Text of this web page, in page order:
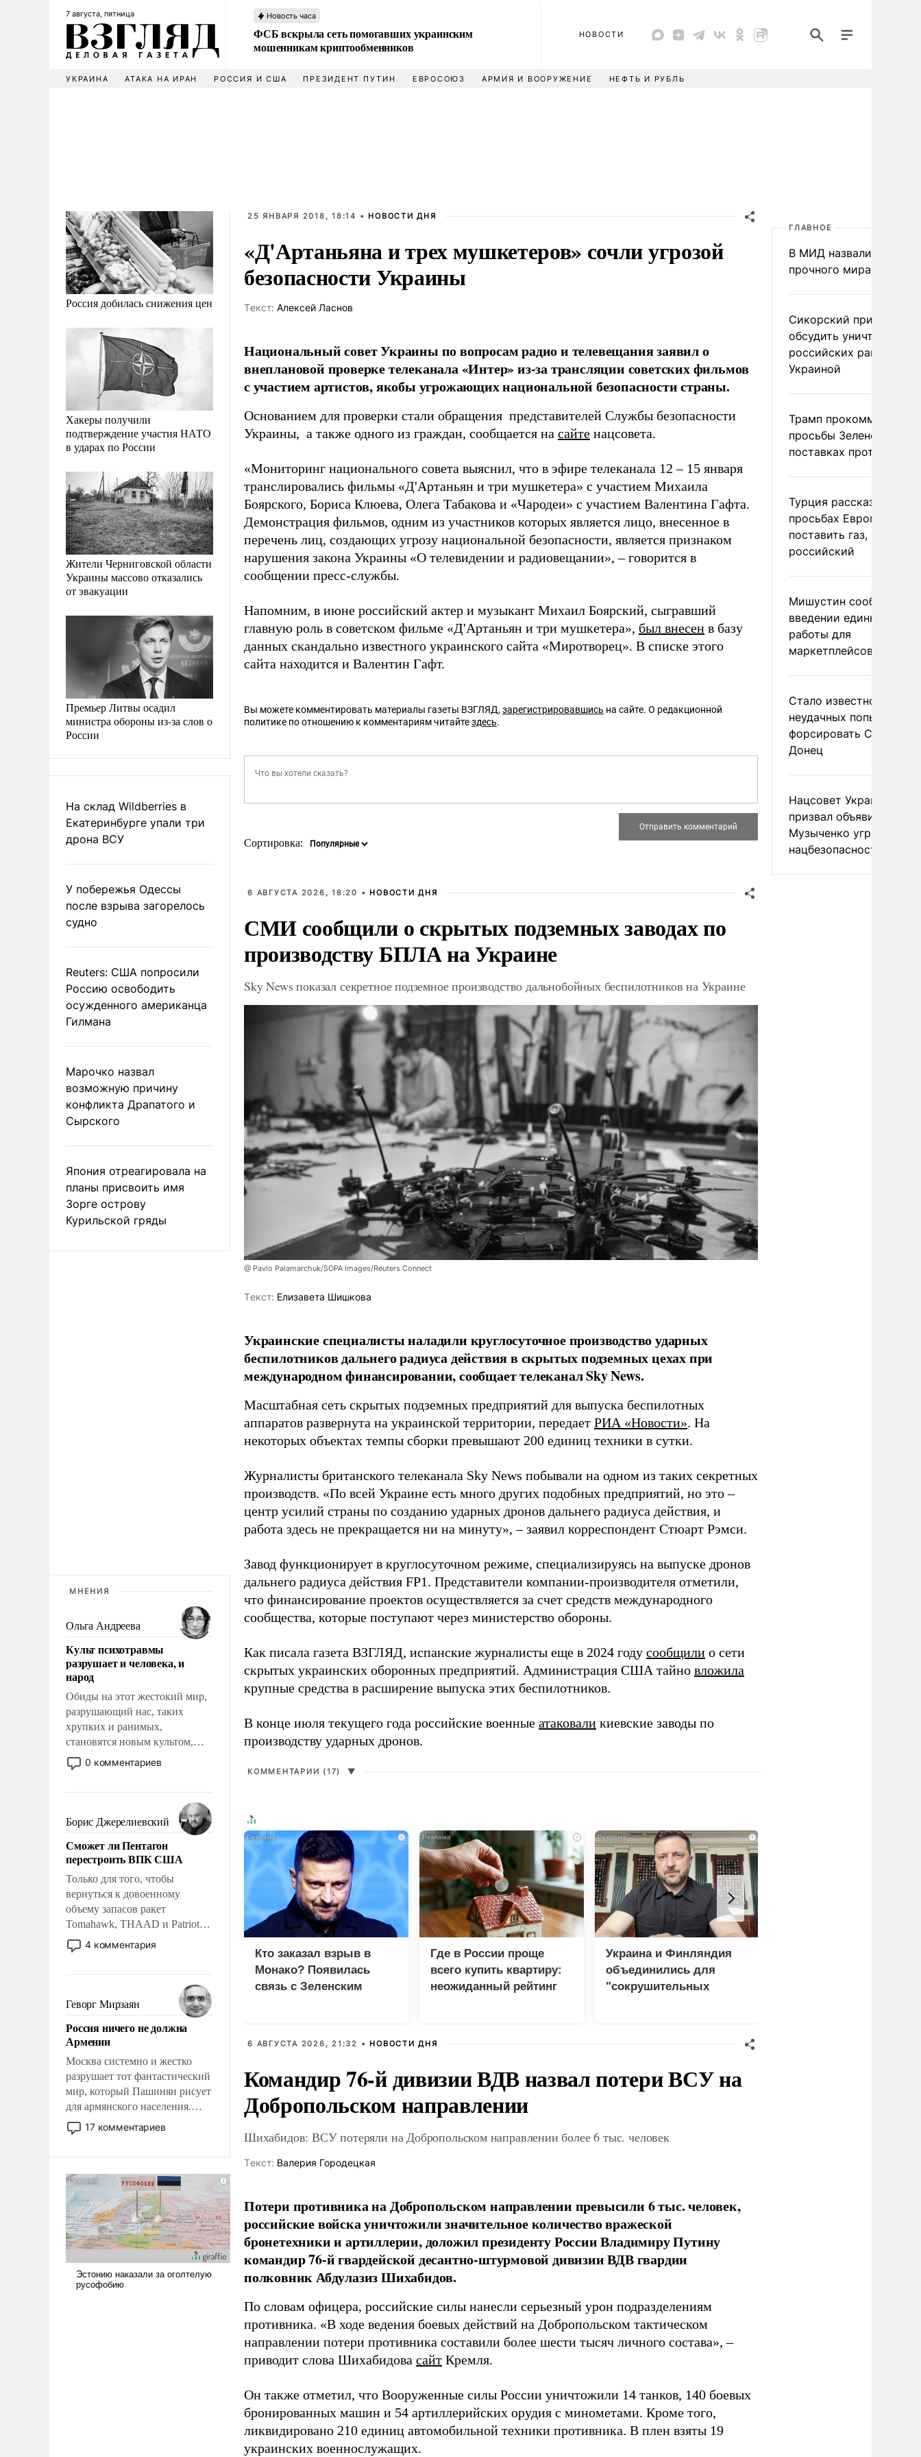
7 августа, пятница Новость часа
ФСБ вскрыла сеть помогавших украинским
мошенникам криптообменников
НОВОСТИ
УКРАИНА АТАКА НА ИРАН РОССИЯ И США ПРЕЗИДЕНТ ПУТИН ЕВРОСОЮЗ АРМИЯ И ВООРУЖЕНИЕ НЕФТЬ И РУБЛЬ
Россия добилась снижения цен
Хакеры получили
подтверждение участия НАТО
в ударах по России
Жители Черниговской области
Украины массово отказались
от эвакуации
Премьер Литвы осадил
министра обороны из-за слов о
России
На склад Wildberries в
Екатеринбурге упали три
дрона ВСУ
У побережья Одессы
после взрыва загорелось
судно
Reuters: США попросили
Россию освободить
осужденного американца
Гилмана
Марочко назвал
возможную причину
конфликта Драпатого и
Сырского
Япония отреагировала на
планы присвоить имя
Зорге острову
Курильской гряды
МНЕНИЯ
Ольга Андреева
Культ психотравмы
разрушает и человека, и
народ
Обиды на этот жестокий мир,
разрушающий нас, таких
хрупких и ранимых,
становятся новым культом,
постепенно вытесняя и
отменяя традиционное
мужественным и твердым под
ударами судьбы, брать на себя
ответственность, помогать
слабым, идти вперед и
адаптироваться.
0 комментариев
Борис Джерелиевский
Сможет ли Пентагон
перестроить ВПК США
Только для того, чтобы
вернуться к довоенному
объему запасов ракет
Tomahawk, THAAD и Patriot
США потребуется более трех
лет. Даже небольшая война с
Сложившаяся ситуация
означает многолетний период
уязвимости США, например,
перед Китаем.
4 комментария
Геворг Мирзаян
Россия ничего не должна
Армении
Москва системно и жестко
разрушает тот фантастический
мир, который Пашинян рисует
для армянского населения.
Мир, где политические
прожекты будут безусловно
налогоплательщиков и где
Еревану за свои поступки не
нужно отвечать.
17 комментариев
25 ЯНВАРЯ 2018, 18:14 • НОВОСТИ ДНЯ
«Д'Артаньяна и трех мушкетеров» сочли угрозой
безопасности Украины
Tекст: Алексей Ласнов
Национальный совет Украины по вопросам радио и телевещания заявил о
внеплановой проверке телеканала «Интер» из-за трансляции советских фильмов
с участием артистов, якобы угрожающих национальной безопасности страны.
Основанием для проверки стали обращения представителей Службы безопасности
Украины, а также одного из граждан, сообщается на сайте нацсовета.
«Мониторинг национального совета выяснил, что в эфире телеканала 12 – 15 января
транслировались фильмы «Д'Артаньян и три мушкетера» с участием Михаила
Боярского, Бориса Клюева, Олега Табакова и «Чародеи» с участием Валентина Гафта.
Демонстрация фильмов, одним из участников которых является лицо, внесенное в
перечень лиц, создающих угрозу национальной безопасности, является признаком
нарушения закона Украины «О телевидении и радиовещании», – говорится в
сообщении пресс-службы.
Напомним, в июне российский актер и музыкант Михаил Боярский, сыгравший
главную роль в советском фильме «Д'Артаньян и три мушкетера», был внесен в базу
данных скандально известного украинского сайта «Миротворец». В списке этого
сайта находится и Валентин Гафт.
Вы можете комментировать материалы газеты ВЗГЛЯД, зарегистрировавшись на сайте. О редакционной
политике по отношению к комментариям читайтездесь.
Сортировка:
6 АВГУСТА 2026, 18:20 • НОВОСТИ ДНЯ
СМИ сообщили о скрытых подземных заводах по
производству БПЛА на Украине
Sky News показал секретное подземное производство дальнобойных беспилотников на Украине
@ Pavlo Palamarchuk/SOPA Images/Reuters Connect
Tекст: Елизавета Шишкова
Украинские специалисты наладили круглосуточное производство ударных
беспилотников дальнего радиуса действия в скрытых подземных цехах при
международном финансировании, сообщает телеканал Sky News.
Масштабная сеть скрытых подземных предприятий для выпуска беспилотных
аппаратов развернута на украинской территории, передает РИА «Новости». На
некоторых объектах темпы сборки превышают 200 единиц техники в сутки.
Журналисты британского телеканала Sky News побывали на одном из таких секретных
производств. «По всей Украине есть много других подобных предприятий, но это –
центр усилий страны по созданию ударных дронов дальнего радиуса действия, и
работа здесь не прекращается ни на минуту», – заявил корреспондент Стюарт Рэмси.
Завод функционирует в круглосуточном режиме, специализируясь на выпуске дронов
дальнего радиуса действия FP1. Представители компании-производителя отметили,
что финансирование проектов осуществляется за счет средств международного
сообщества, которые поступают через министерство обороны.
Как писала газета ВЗГЛЯД, испанские журналисты еще в 2024 году сообщили о сети
скрытых украинских оборонных предприятий. Администрация США тайно вложила
крупные средства в расширение выпуска этих беспилотников.
В конце июля текущего года российские военные атаковали киевские заводы по
производству ударных дронов.
КОММЕНТАРИИ (17) ▼
i
Кто заказал взрыв в
Монако? Появилась
связь с Зеленским
i
Где в России проще
всего купить квартиру:
неожиданный рейтинг
i
Украина и Финляндия
объединились для
"сокрушительных
6 АВГУСТА 2026, 21:32 • НОВОСТИ ДНЯ
Командир 76-й дивизии ВДВ назвал потери ВСУ на
Добропольском направлении
Шихабидов: ВСУ потеряли на Добропольском направлении более 6 тыс. человек
Tекст: Валерия Городецкая
Потери противника на Добропольском направлении превысили 6 тыс. человек,
российские войска уничтожили значительное количество вражеской
бронетехники и артиллерии, доложил президенту России Владимиру Путину
командир 76-й гвардейской десантно-штурмовой дивизии ВДВ гвардии
полковник Абдулазиз Шихабидов.
По словам офицера, российские силы нанесли серьезный урон подразделениям
противника. «В ходе ведения боевых действий на Добропольском тактическом
направлении потери противника составили более шести тысяч личного состава», –
приводит слова Шихабидова сайт Кремля.
Он также отметил, что Вооруженные силы России уничтожили 14 танков, 140 боевых
бронированных машин и 54 артиллерийских орудия с минометами. Кроме того,
ликвидировано 210 единиц автомобильной техники противника. В плен взяты 19
украинских военнослужащих.
ГЛАВНОЕ
В МИД назвали условия
прочного мира на
Сикорский призвал
обсудить уничтожение
российских ракет над
Украиной
Трамп
просьбы Зеленского о
поставках
Турция рассказала о
просьбах Европы
поставить газ, но не
российский
Мишустин сообщил о
введении единых
работы для
маркетплейсов в ЕАЭС
Стало известно о
неудачных попытках
форсировать
Донец
Нацсовет Украины по
призвал объявить
Музыченко угрозой
нацбезопасности